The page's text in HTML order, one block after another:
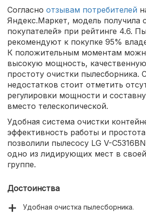
Согласно отзывам потребителей
Яндекс.Маркет, модель получила
покупателей» при рейтинге 4.6.
рекомендуют к покупке 95%
К положительным моментам
высокую мощность,
простоту очистки пылесборника.
недостатков стоит отметить
регулировки мощности и
вместо телескопической.
Удобная система очистки
эффективность работы и
позволили пылесосу LG V-
одно из лидирующих мест в
группе.
Достоинства
Удобная очистка пылесборника.